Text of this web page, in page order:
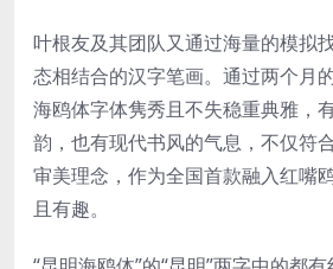
叶根友及其团队又通过海量的模拟
态相结合的汉字笔画。通过两个月
海鸥体字体隽秀且不失稳重典雅，
韵，也有现代书风的气息，不仅符
审美理念，作为全国首款融入红嘴
且有趣。